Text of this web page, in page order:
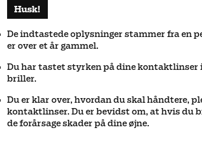
Husk!
De indtastede oplysninger stammer fra en
er over et år gammel.
Du har tastet styrken på dine kontaktlinser
briller.
Du er klar over, hvordan du skal håndtere,
kontaktlinser. Du er bevidst om, at hvis du
de forårsage skader på dine øjne.